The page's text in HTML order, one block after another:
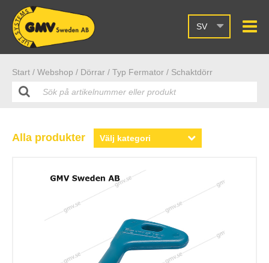
SV
Start / Webshop / Dörrar / Typ Fermator / Schaktdörr
Alla produkter